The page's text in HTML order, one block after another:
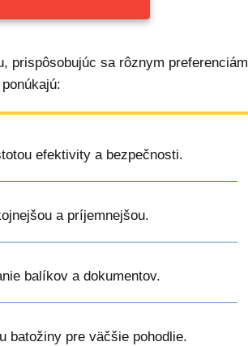
sa rôznym preferenciám
efektivity a bezpečnosti.
a príjemnejšou.
balíkov a dokumentov.
batožiny pre väčšie pohodlie.